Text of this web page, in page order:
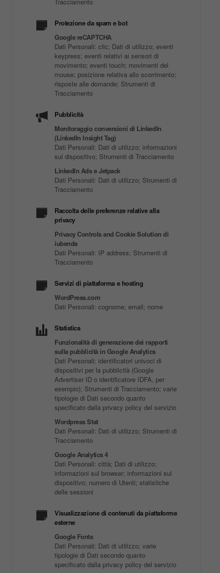
Protezione da spam e bot
Google reCAPTCHA
Dati Personali: clic; Dati di utilizzo; eventi
keypress; eventi relativi ai sensori di
movimento; eventi touch; movimenti del
mouse; posizione relativa allo scorrimento;
risposte alle domande; Strumenti di
Tracciamento
Pubblicità
Monitoraggio conversioni di LinkedIn
(LinkedIn Insight Tag)
Dati Personali: Dati di utilizzo; informazioni
sul dispositivo; Strumenti di Tracciamento
LinkedIn Ads e Jetpack
Dati Personali: Dati di utilizzo; Strumenti di
Tracciamento
Raccolta delle preferenze relative alla
privacy
Privacy Controls and Cookie Solution di
iubenda
Dati Personali: IP address; Strumenti di
Tracciamento
Servizi di piattaforma e hosting
WordPress.com
Dati Personali: cognome; email; nome
Statistica
Funzionalità di generazione dei rapporti
sulla pubblicità in Google Analytics
Dati Personali: identificatori univoci di
dispositivi per la pubblicità (Google
Advertiser ID o identificatore IDFA, per
esempio); Strumenti di Tracciamento; varie
tipologie di Dati secondo quanto
specificato dalla privacy policy del servizio
Wordpress Stat
Dati Personali: Dati di utilizzo; Strumenti di
Tracciamento
Google Analytics 4
Dati Personali: città; Dati di utilizzo;
informazioni sul browser; informazioni sul
dispositivo; numero di Utenti; statistiche
delle sessioni
Visualizzazione di contenuti da piattaforme
esterne
Google Fonts
Dati Personali: Dati di utilizzo; varie
tipologie di Dati secondo quanto
specificato dalla privacy policy del servizio